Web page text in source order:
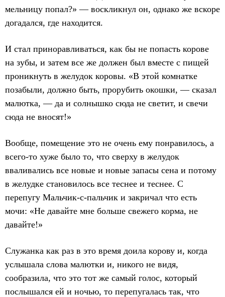
мельницу попал?» — воскликнул он, однако же вскоре
догадался, где находится.
И стал приноравливаться, как бы не попасть корове
на зубы, и затем все же должен был вместе с пищей
проникнуть в желудок коровы. «В этой комнатке
позабыли, должно быть, прорубить окошки, — сказал
малютка, — да и солнышко сюда не светит, и свечи
сюда не вносят!»
Вообще, помещение это не очень ему понравилось, а
всего-то хуже было то, что сверху в желудок
вваливались все новые и новые запасы сена и потому
в желудке становилось все теснее и теснее. С
перепугу Мальчик-с-пальчик и закричал что есть
мочи: «Не давайте мне больше свежего корма, не
давайте!»
Служанка как раз в это время доила корову и, когда
услышала слова малютки и, никого не видя,
сообразила, что это тот же самый голос, который
послышался ей и ночью, то перепугалась так, что